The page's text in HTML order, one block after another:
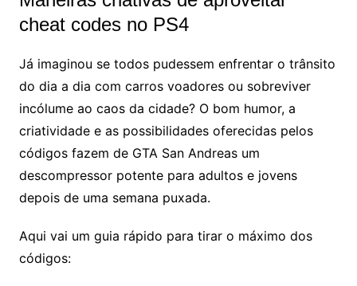
cheat codes no PS4
Já imaginou se todos pudessem enfrentar o trânsito
do dia a dia com carros voadores ou sobreviver
incólume ao caos da cidade? O bom humor, a
criatividade e as possibilidades oferecidas pelos
códigos fazem de GTA San Andreas um
descompressor potente para adultos e jovens
depois de uma semana puxada.
Aqui vai um guia rápido para tirar o máximo dos
códigos: